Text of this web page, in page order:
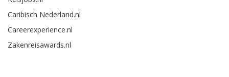
Caribisch Nederland.nl
Careerexperience.nl
Zakenreisawards.nl